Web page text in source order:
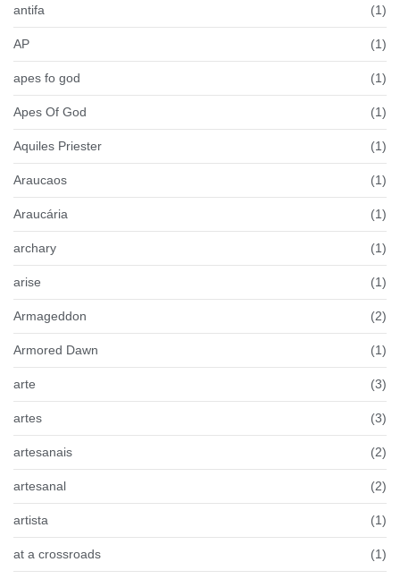
antifa (1)
AP (1)
apes fo god (1)
Apes Of God (1)
Aquiles Priester (1)
Araucaos (1)
Araucária (1)
archary (1)
arise (1)
Armageddon (2)
Armored Dawn (1)
arte (3)
artes (3)
artesanais (2)
artesanal (2)
artista (1)
at a crossroads (1)